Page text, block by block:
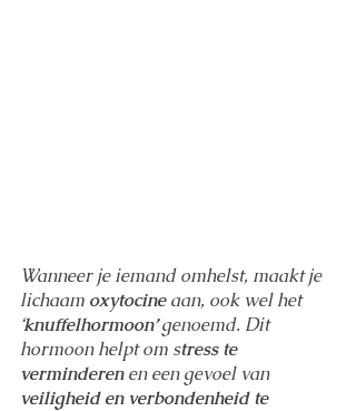
Wanneer je iemand omhelst, maakt je
lichaam oxytocine aan, ook wel het
‘knuffelhormoon’ genoemd. Dit
hormoon helpt om stress te
verminderen en een gevoel van
veiligheid en verbondenheid te